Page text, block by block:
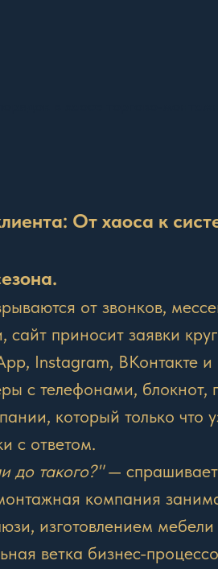
От хаоса к
от звонков,
приносит заявки
Instagram, ВКонтакте
с телефонами,
который только что
с ответом.
до такого?"—
компания
изготовлением
ветка бизнес-